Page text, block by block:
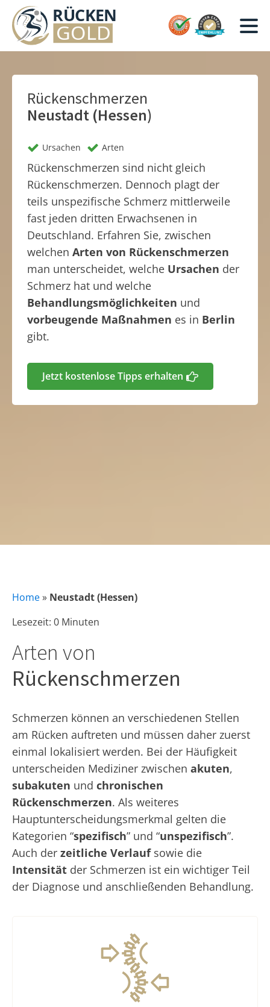
Rückenschmerzen
Neustadt (Hessen)
Ursachen Arten
Rückenschmerzen sind nicht gleich
Rückenschmerzen. Dennoch plagt der
teils unspezifische Schmerz mittlerweile
fast jeden dritten Erwachsenen in
Deutschland. Erfahren Sie, zwischen
welchen Arten von Rückenschmerzen
man unterscheidet, welche Ursachen der
Schmerz hat und welche
Behandlungsmöglichkeiten und
vorbeugende Maßnahmen es in Berlin
gibt.
Jetzt kostenlose Tipps erhalten
Home» Neustadt (Hessen)
Lesezeit: 0 Minuten
Arten von
Rückenschmerzen
Schmerzen können an verschiedenen Stellen
am Rücken auftreten und müssen daher zuerst
einmal lokalisiert werden. Bei der Häufigkeit
unterscheiden Mediziner zwischen akuten,
subakuten und chronischen
Rückenschmerzen. Als weiteres
Hauptunterscheidungsmerkmal gelten die
Kategorien “spezifisch” und “unspezifisch”.
Auch der zeitliche Verlauf sowie die
Intensität der Schmerzen ist ein wichtiger Teil
der Diagnose und anschließenden Behandlung.